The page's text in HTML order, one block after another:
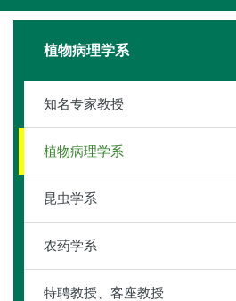
植物病理学系
知名专家教授
植物病理学系
昆虫学系
农药学系
特聘教授、客座教授